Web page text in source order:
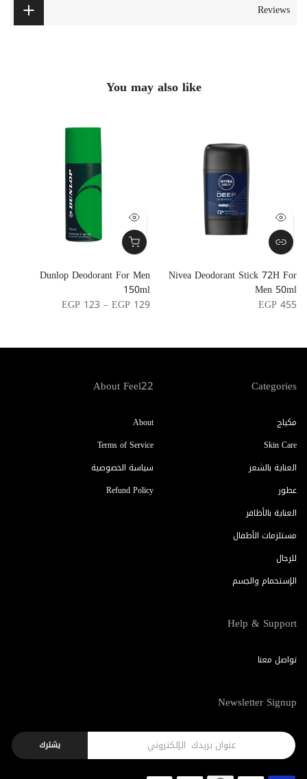
Reviews
You may also like
Dunlop Deodorant For Men
150ml
EGP 123 – EGP 129
Nivea Deodorant Stick 72H For
Men 50ml
EGP 455
Categories
مكياج
Skin Care
العناية بالشعر
عطور
العناية بالأظافر
مستلزمات الأطفال
للرجال
الإستحمام والجسم
About Feel22
About
Terms of Service
سياسة الخصوصية
Refund Policy
Help & Support
تواصل معنا
Newsletter Signup
يشترك